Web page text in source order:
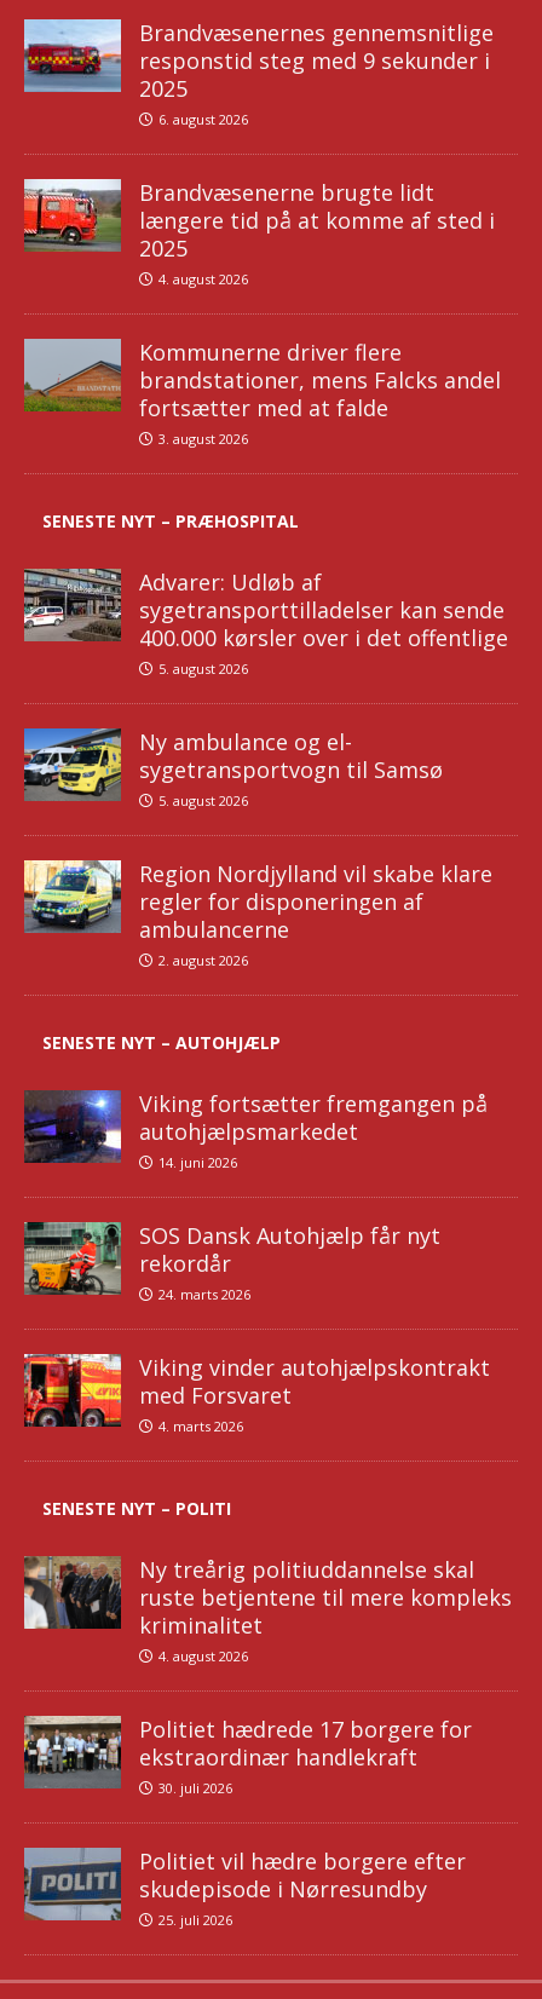
Brandvæsenernes gennemsnitlige
responstid steg med 9 sekunder i
2025
6. august 2026
Brandvæsenerne brugte lidt
længere tid på at komme af sted i
2025
4. august 2026
Kommunerne driver flere
brandstationer, mens Falcks andel
fortsætter med at falde
3. august 2026
SENESTE NYT – PRÆHOSPITAL
Advarer: Udløb af
sygetransporttilladelser kan sende
400.000 kørsler over i det offentlige
5. august 2026
Ny ambulance og el-
sygetransportvogn til Samsø
5. august 2026
Region Nordjylland vil skabe klare
regler for disponeringen af
ambulancerne
2. august 2026
SENESTE NYT – AUTOHJÆLP
Viking fortsætter fremgangen på
autohjælpsmarkedet
14. juni 2026
SOS Dansk Autohjælp får nyt
rekordår
24. marts 2026
Viking vinder autohjælpskontrakt
med Forsvaret
4. marts 2026
SENESTE NYT – POLITI
Ny treårig politiuddannelse skal
ruste betjentene til mere kompleks
kriminalitet
4. august 2026
Politiet hædrede 17 borgere for
ekstraordinær handlekraft
30. juli 2026
Politiet vil hædre borgere efter
skudepisode i Nørresundby
25. juli 2026